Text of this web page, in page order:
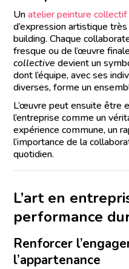
Unatelier peinture collectif
d’expression artistique
building. Chaque
fresque ou de l’œuvre
collective devient un
dont l’équipe, avec ses
diverses, forme un
L’œuvre peut ensuite être
l’entreprise comme un
expérience commune, un
l’importance de la
quotidien.
L’art en
performance
Renforcer
l’appartenance